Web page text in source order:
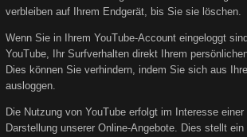
verbleiben auf Ihrem Endgerät, bis Sie sie löschen.
Wenn Sie in Ihrem YouTube-Account eingeloggt
YouTube, Ihr Surfverhalten direkt Ihrem
Dies können Sie verhindern, indem Sie sich aus
ausloggen.
Die Nutzung von YouTube erfolgt im Interesse einer
Darstellung unserer Online-Angebote. Dies stellt